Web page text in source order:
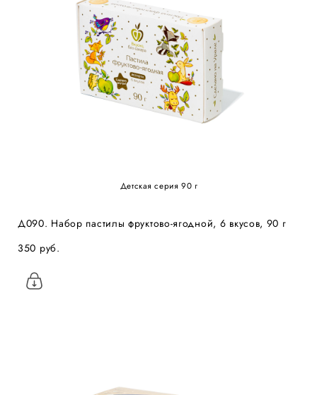
Детская серия 90 г
Д090. Набор пастилы фруктово-ягодной, 6 вкусов, 90 г
350 pуб.